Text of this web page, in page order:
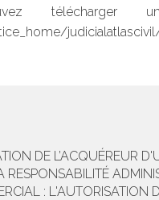
pouvez
DE L’ACQUÉREUR
RESPONSABILITÉ
: L'AUTORISATION